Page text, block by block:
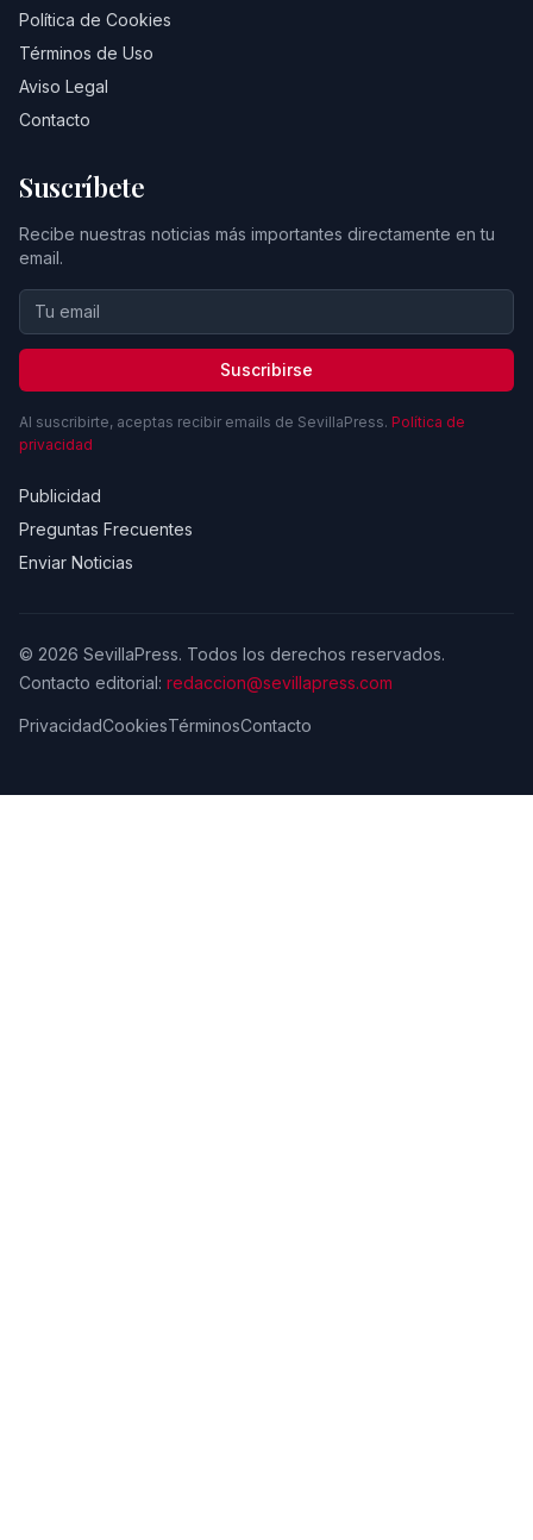
Política de Cookies
Términos de Uso
Aviso Legal
Contacto
Suscríbete
Recibe nuestras noticias más importantes directamente en tu
email.
Suscribirse
Al suscribirte, aceptas recibir emails de SevillaPress. Política de
privacidad
Publicidad
Preguntas Frecuentes
Enviar Noticias
© 2026 SevillaPress. Todos los derechos reservados.
Contacto editorial: redaccion@sevillapress.com
PrivacidadCookiesTérminosContacto